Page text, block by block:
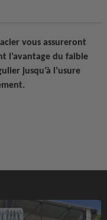
vous assureront
l’avantage du faible
jusqu’à l’usure